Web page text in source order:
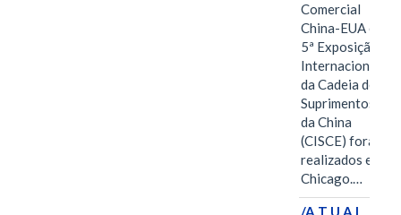
Comercial
China-EUA e a
5ª Exposição
Internacional
da Cadeia de
Suprimentos
da China
(CISCE) foram
realizados em
Chicago.…
/A T U A L